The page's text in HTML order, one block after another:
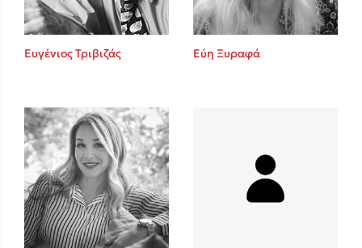
Ευγένιος Τριβιζάς Εύη Ξυραφά